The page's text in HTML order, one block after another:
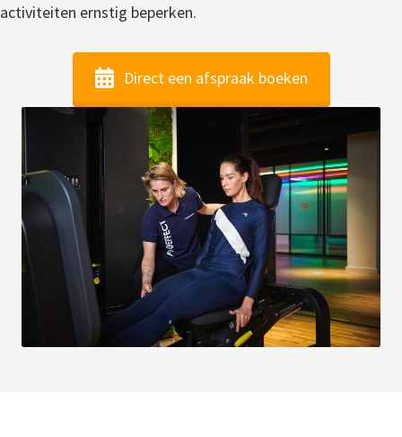
activiteiten ernstig beperken.
Direct een afspraak boeken